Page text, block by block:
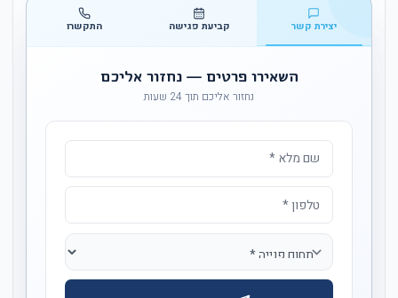
יצירת קשר קביעת פגישה התקשרו
השאירו פרטים — נחזור אליכם
נחזור אליכם תוך 24 שעות